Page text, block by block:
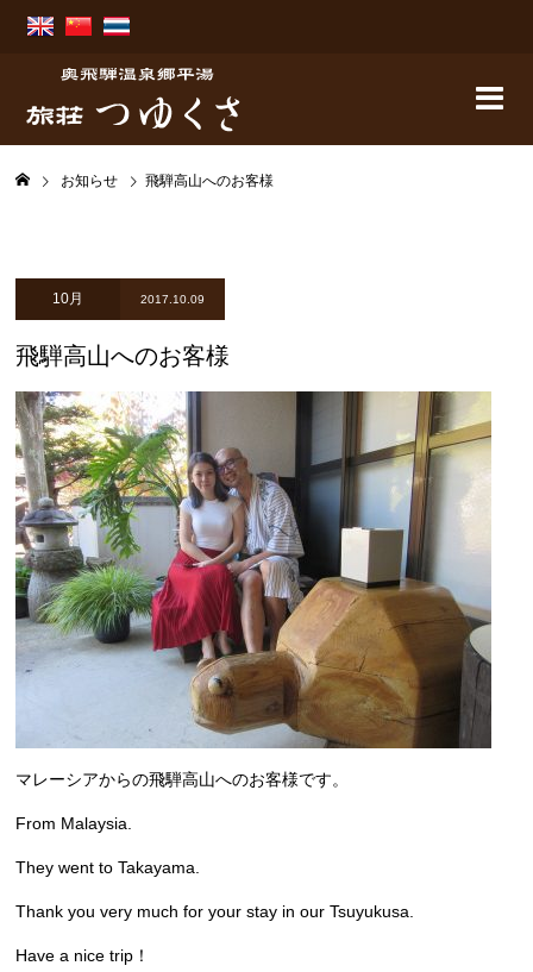
お知らせ 飛騨高山へのお客様
10月 2017.10.09
飛騨高山へのお客様
マレーシアからの飛騨高山へのお客様です。
From Malaysia.
They went to Takayama.
Thank you very much for your stay in our Tsuyukusa.
Have a nice trip！